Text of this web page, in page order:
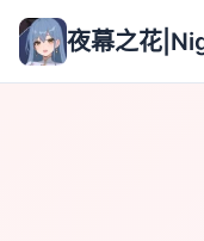
夜幕之花